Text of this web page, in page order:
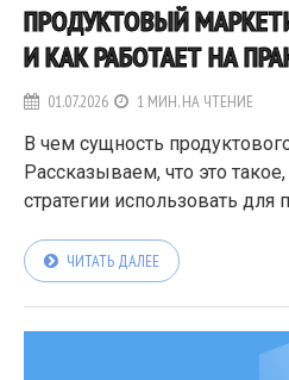
ПРОДУКТОВЫЙ
И КАК РАБОТАЕТ НА
01.07.2026 1 МИН. НА ЧТЕНИЕ
В чем сущность
Рассказываем, что это
стратегии использовать
ЧИТАТЬ ДАЛЕЕ